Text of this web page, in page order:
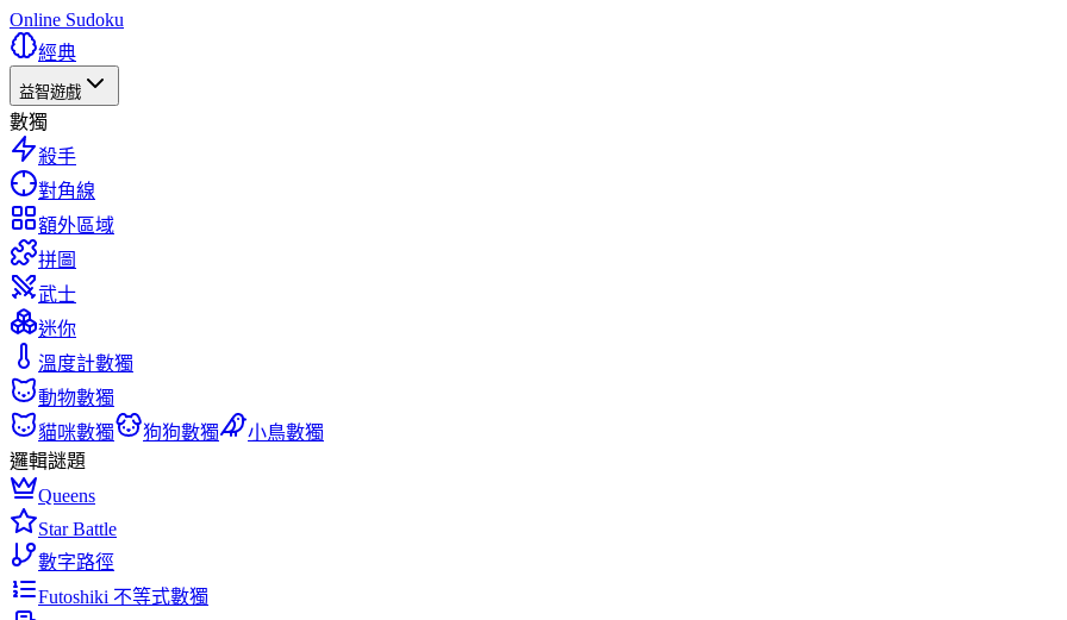
Online Sudoku
經典
益智遊戲
數獨
殺手
對角線
額外區域
拼圖
武士
迷你
溫度計數獨
動物數獨
貓咪數獨
狗狗數獨
小鳥數獨
邏輯謎題
Queens
Star Battle
數字路徑
Futoshiki 不等式數獨